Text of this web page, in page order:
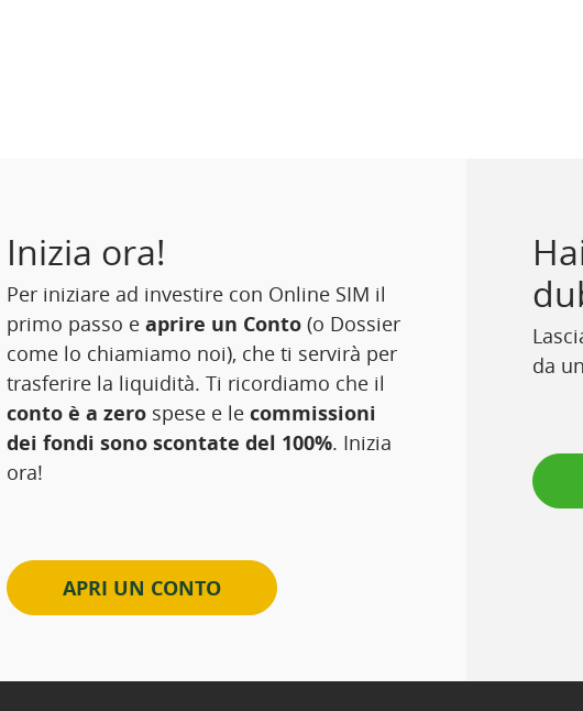
Inizia ora!
Per iniziare ad investire con Online SIM il
primo passo e aprire un Conto (o Dossier
come lo chiamiamo noi), che ti servirà per
trasferire la liquidità. Ti ricordiamo che il
conto è a zero spese e le commissioni
dei fondi sono scontate del 100%. Inizia
ora!
APRI UN CONTO
da